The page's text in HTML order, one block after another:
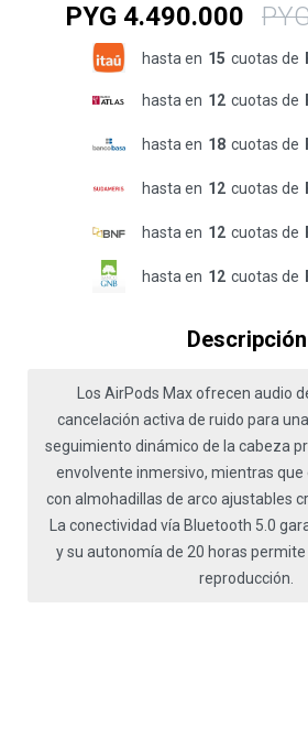
PYG 4.490.000
hasta en 15 cuotas de
hasta en 12 cuotas de
hasta en 18 cuotas de
hasta en 12 cuotas de
hasta en 12 cuotas de
hasta en 12 cuotas de
Descripción
Los AirPods Max ofrecen audio
cancelación activa de ruido para
seguimiento dinámico de la cabeza
envolvente inmersivo, mientras que
con almohadillas de arco ajustables
La conectividad vía Bluetooth 5.0
y su autonomía de 20 horas
reproducción.